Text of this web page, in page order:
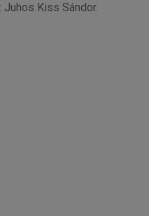
Kiss Sándor.